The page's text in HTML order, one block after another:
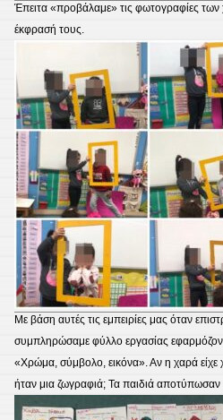
Έπειτα «προβάλαμε» τις φωτογραφίες
έκφρασή τους.
Με βάση αυτές τις εμπειρίες μας όταν
συμπληρώσαμε φύλλο εργασίας
«Χρώμα, σύμβολο, εικόνα». Αν η χαρά είχε
ήταν μια ζωγραφιά; Τα παιδιά αποτύπωσαν